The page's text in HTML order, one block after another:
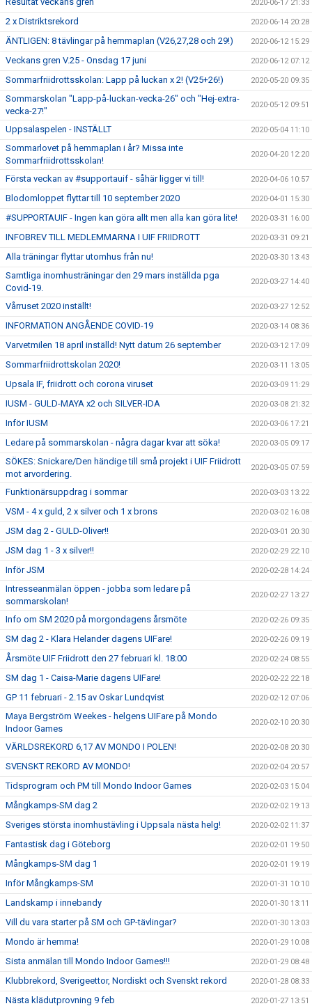
2020-06-17 21:33
2 x Distriktsrekord 2020-06-14 20:28
ÄNTLIGEN: 8 tävlingar på hemmaplan (V26,27,28 och 29!) 2020-06-12 15:29
Veckans gren V.25 - Onsdag 17 juni 2020-06-12 07:12
Sommarfriidrottsskolan: Lapp på luckan x 2! (V25+26!) 2020-05-20 09:35
Sommarskolan "Lapp-på-luckan-vecka-26" och "Hej-extra-
vecka-27!"
2020-05-12 09:51
Uppsalaspelen - INSTÄLLT 2020-05-04 11:10
Sommarlovet på hemmaplan i år? Missa inte
Sommarfriidrottsskolan!
2020-04-20 12:20
Första veckan av #supportauif - såhär ligger vi till! 2020-04-06 10:57
Blodomloppet flyttar till 10 september 2020 2020-04-01 15:30
#SUPPORTAUIF - Ingen kan göra allt men alla kan göra lite! 2020-03-31 16:00
INFOBREV TILL MEDLEMMARNA I UIF FRIIDROTT 2020-03-31 09:21
Alla träningar flyttar utomhus från nu! 2020-03-30 13:43
Samtliga inomhusträningar den 29 mars inställda pga
Covid-19.
2020-03-27 14:40
Vårruset 2020 inställt! 2020-03-27 12:52
INFORMATION ANGÅENDE COVID-19 2020-03-14 08:36
Varvetmilen 18 april inställd! Nytt datum 26 september 2020-03-12 17:09
Sommarfriidrottskolan 2020! 2020-03-11 13:05
Upsala IF, friidrott och corona viruset 2020-03-09 11:29
IUSM - GULD-MAYA x2 och SILVER-IDA 2020-03-08 21:32
Inför IUSM 2020-03-06 17:21
Ledare på sommarskolan - några dagar kvar att söka! 2020-03-05 09:17
SÖKES: Snickare/Den händige till små projekt i UIF Friidrott
mot arvordering.
2020-03-05 07:59
Funktionärsuppdrag i sommar 2020-03-03 13:22
VSM - 4 x guld, 2 x silver och 1 x brons 2020-03-02 16:08
JSM dag 2 - GULD-Oliver!! 2020-03-01 20:30
JSM dag 1 - 3 x silver!! 2020-02-29 22:10
Inför JSM 2020-02-28 14:24
Intresseanmälan öppen - jobba som ledare på
sommarskolan!
2020-02-27 13:27
Info om SM 2020 på morgondagens årsmöte 2020-02-26 09:35
SM dag 2 - Klara Helander dagens UIFare! 2020-02-26 09:19
Årsmöte UIF Friidrott den 27 februari kl. 18:00 2020-02-24 08:55
SM dag 1 - Caisa-Marie dagens UIFare! 2020-02-22 22:18
GP 11 februari - 2.15 av Oskar Lundqvist 2020-02-12 07:06
Maya Bergström Weekes - helgens UIFare på Mondo
Indoor Games
2020-02-10 20:30
VÄRLDSREKORD 6,17 AV MONDO I POLEN! 2020-02-08 20:30
SVENSKT REKORD AV MONDO! 2020-02-04 20:57
Tidsprogram och PM till Mondo Indoor Games 2020-02-03 15:04
Mångkamps-SM dag 2 2020-02-02 19:13
Sveriges största inomhustävling i Uppsala nästa helg! 2020-02-02 11:37
Fantastisk dag i Göteborg 2020-02-01 19:50
Mångkamps-SM dag 1 2020-02-01 19:19
Inför Mångkamps-SM 2020-01-31 10:10
Landskamp i innebandy 2020-01-30 13:11
Vill du vara starter på SM och GP-tävlingar? 2020-01-30 13:03
Mondo är hemma! 2020-01-29 10:08
Sista anmälan till Mondo Indoor Games!!! 2020-01-29 08:48
Klubbrekord, Sverigeettor, Nordiskt och Svenskt rekord 2020-01-28 08:33
Nästa klädutprovning 9 feb 2020-01-27 13:51